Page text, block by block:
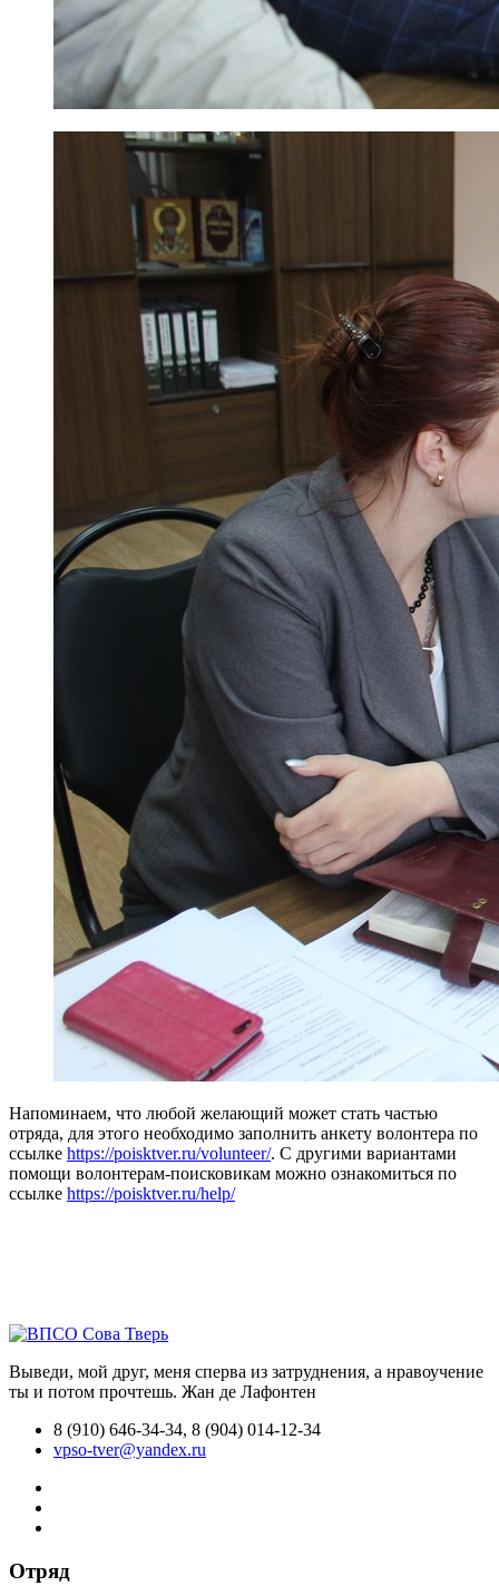
Напоминаем, что любой желающий может стать частью
отряда, для этого необходимо заполнить анкету волонтера по
ссылке https://poisktver.ru/volunteer/. С другими вариантами
помощи волонтерам-поисковикам можно ознакомиться по
ссылке https://poisktver.ru/help/
Выведи, мой друг, меня сперва из затруднения, а нравоучение
ты и потом прочтешь. Жан де Лафонтен
8 (910) 646-34-34, 8 (904) 014-12-34
vpso-tver@yandex.ru
Отряд